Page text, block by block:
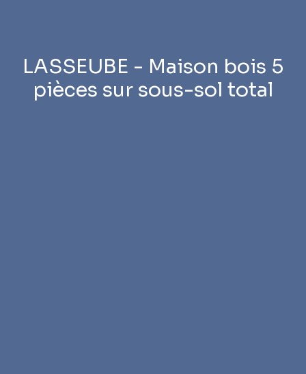
LASSEUBE - Maison bois 5
pièces sur sous-sol total